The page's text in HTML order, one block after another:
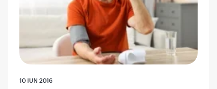
10 IUN 2016